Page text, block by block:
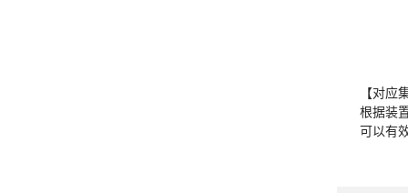
【对应
根据装
可以有